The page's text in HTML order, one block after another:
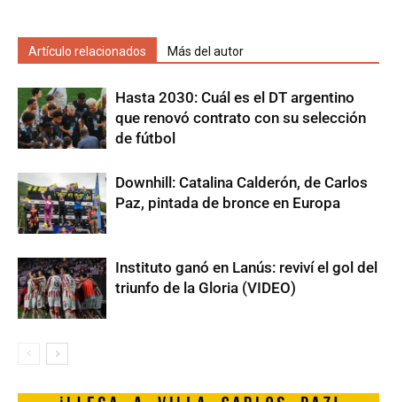
Artículo relacionados Más del autor
Hasta 2030: Cuál es el DT argentino
que renovó contrato con su selección
de fútbol
Downhill: Catalina Calderón, de Carlos
Paz, pintada de bronce en Europa
Instituto ganó en Lanús: reviví el gol del
triunfo de la Gloria (VIDEO)